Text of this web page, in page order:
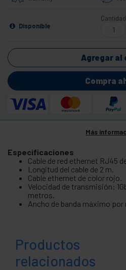
Disponible
Cantidad
Agregar al
Compra
Más
Especificaciones
Cable de red ethernet RJ45
Longitud del cable de 2 m.
Cable ethernet de color rojo.
Velocidad de transmisión:
metros.
Ancho de banda máximo
Productos
relacionados